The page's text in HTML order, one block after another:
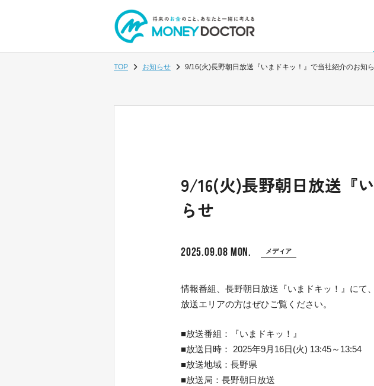
TOP お知らせ 9/16(火)長野朝日放送『いまドキッ！』で当社紹介のお知
9/16(火)長野朝日放送『
らせ
2025.09.08 MON. メディア
情報番組、長野朝日放送『いまドキッ！』にて
放送エリアの方はぜひご覧ください。
■放送番組：『いまドキッ！』
■放送日時： 2025年9月16日(火) 13:45～13:54
■放送地域：長野県
■放送局：長野朝日放送